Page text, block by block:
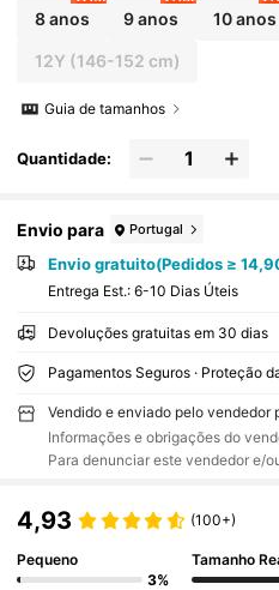
8 anos 9 anos 10 anos
12Y (146-152 cm)
Guia de tamanhos
Quantidade:
Envio para Portugal
Envio gratuito(Pedidos ≥
Entrega Est.: 6-10 Dias Úteis
Devoluções gratuitas em 30 dias
Pagamentos Seguros · Proteção
Vendido e enviado pelo vendedor
Informações e obrigações do
Para denunciar este vendedor e/
4,93 (100+)
Pequeno
3%
Tamanho